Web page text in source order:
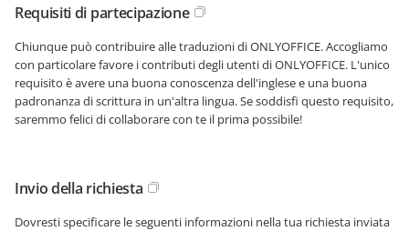
Requisiti di partecipazione
Chiunque può contribuire alle traduzioni di ONLYOFFICE. Accogliamo
con particolare favore i contributi degli utenti di ONLYOFFICE. L'unico
requisito è avere una buona conoscenza dell'inglese e una buona
padronanza di scrittura in un'altra lingua. Se soddisfi questo requisito,
saremmo felici di collaborare con te il prima possibile!
Invio della richiesta
Dovresti specificare le seguenti informazioni nella tua richiesta inviata